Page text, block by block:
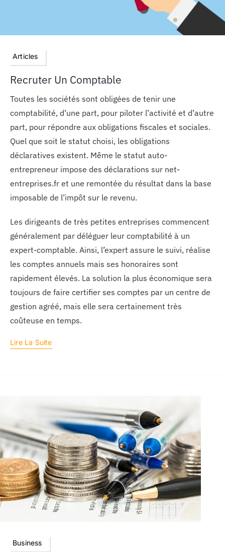
Articles
Recruter Un Comptable
Toutes les sociétés sont obligées de tenir une
comptabilité, d’une part, pour piloter l’activité et d’autre
part, pour répondre aux obligations fiscales et sociales.
Quel que soit le statut choisi, les obligations
déclaratives existent. Même le statut auto-
entrepreneur impose des déclarations sur net-
entreprises.fr et une remontée du résultat dans la base
imposable de l’impôt sur le revenu.
Les dirigeants de très petites entreprises commencent
généralement par déléguer leur comptabilité à un
expert-comptable. Ainsi, l’expert assure le suivi, réalise
les comptes annuels mais ses honoraires sont
rapidement élevés. La solution la plus économique sera
toujours de faire certifier ses comptes par un centre de
gestion agréé, mais elle sera certainement très
coûteuse en temps.
Lire La Suite
Business